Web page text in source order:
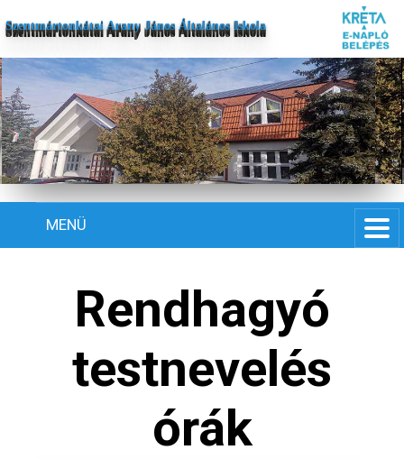
Szentmártonkátai Arany János Általános Iskola
MENÜ
Rendhagyó
testnevelés
órák